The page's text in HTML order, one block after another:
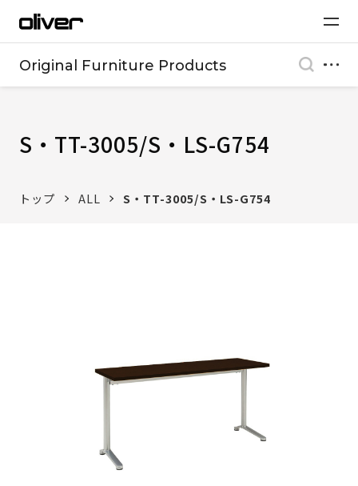
Original Furniture Products
S・TT-3005/S・LS-G754
トップ ALL S・TT-3005/S・LS-G754